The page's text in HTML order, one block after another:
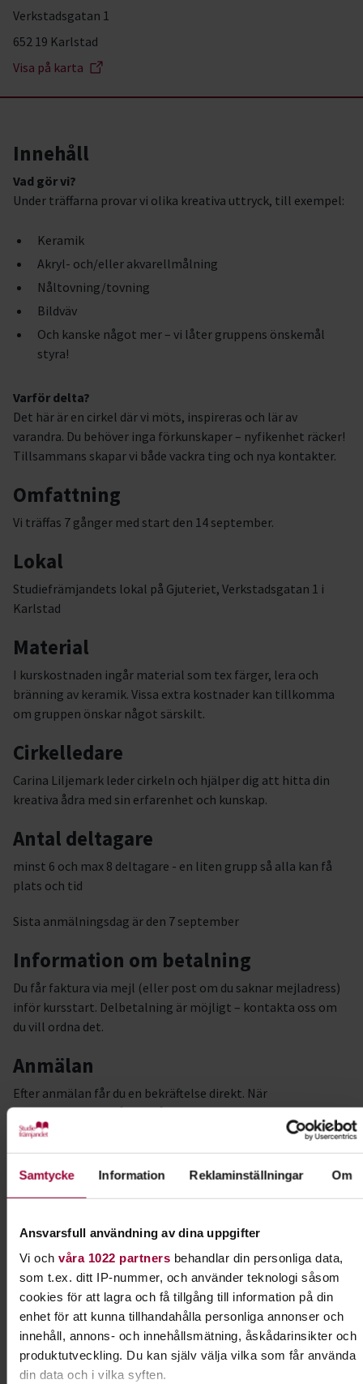
Samtycke Information Reklaminställningar Om
Ansvarsfull användning av dina uppgifter
Vi och våra 1022 partnersbehandlar din personliga data,
som t.ex. ditt IP-nummer, och använder teknologi såsom
cookies för att lagra och få tillgång till information på din
enhet för att kunna tillhandahålla personliga annonser och
innehåll, annons- och innehållsmätning, åskådarinsikter och
produktutveckling. Du kan själv välja vilka som får använda
din data och i vilka syften.
Verkstadsgatan 1
652 19 Karlstad
Visa på karta
Innehåll
Vad gör vi?
Under träffarna provar vi olika kreativa uttryck, till exempel:
Keramik
Akryl- och/eller akvarellmålning
Nåltovning/tovning
Bildväv
Och kanske något mer – vi låter gruppens önskemål
styra!
Varför delta?
Det här är en cirkel där vi möts, inspireras och lär av
varandra. Du behöver inga förkunskaper – nyfikenhet räcker!
Tillsammans skapar vi både vackra ting och nya kontakter.
Omfattning
Vi träffas 7 gånger med start den 14 september.
Lokal
Studiefrämjandets lokal på Gjuteriet, Verkstadsgatan 1 i
Karlstad
Material
I kurskostnaden ingår material som tex färger, lera och
bränning av keramik. Vissa extra kostnader kan tillkomma
om gruppen önskar något särskilt.
Cirkelledare
Carina Liljemark leder cirkeln och hjälper dig att hitta din
kreativa ådra med sin erfarenhet och kunskap.
Antal deltagare
minst 6 och max 8 deltagare - en liten grupp så alla kan få
plats och tid
Sista anmälningsdag är den 7 september
Information om betalning
Du får faktura via mejl (eller post om du saknar mejladress)
inför kursstart. Delbetalning är möjligt – kontakta oss om
du vill ordna det.
Anmälan
Efter anmälan får du en bekräftelse direkt. När
anmälningstiden gått ut får du besked om plats samt
kallelse och faktura.
Frågor?
Om betalning: kontakta Studiefrämjandets
Om kursen: kontakta Carina Liljemark, tel. 076-113 15 30, e-
post: galleribrusen@gmail.com.
Varmt välkommen – låt kreativiteten
och gemenskapen bli veckans
höjdpunkt!